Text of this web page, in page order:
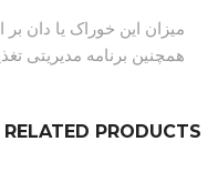
میزان این خوراک یا دان
همچنین برنامه مدیریتی
RELATED PRODUCTS